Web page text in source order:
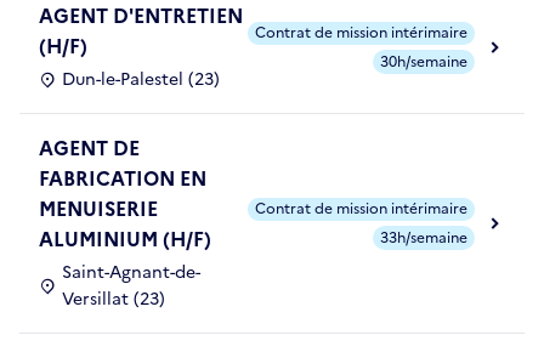
AGENT D'ENTRETIEN
(H/F)
Dun-le-Palestel (23)
Contrat de mission intérimaire
30h/semaine
AGENT DE
FABRICATION EN
MENUISERIE
ALUMINIUM (H/F)
Saint-Agnant-de-
Versillat (23)
Contrat de mission intérimaire
33h/semaine